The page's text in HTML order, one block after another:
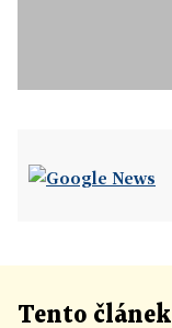
Tento článek